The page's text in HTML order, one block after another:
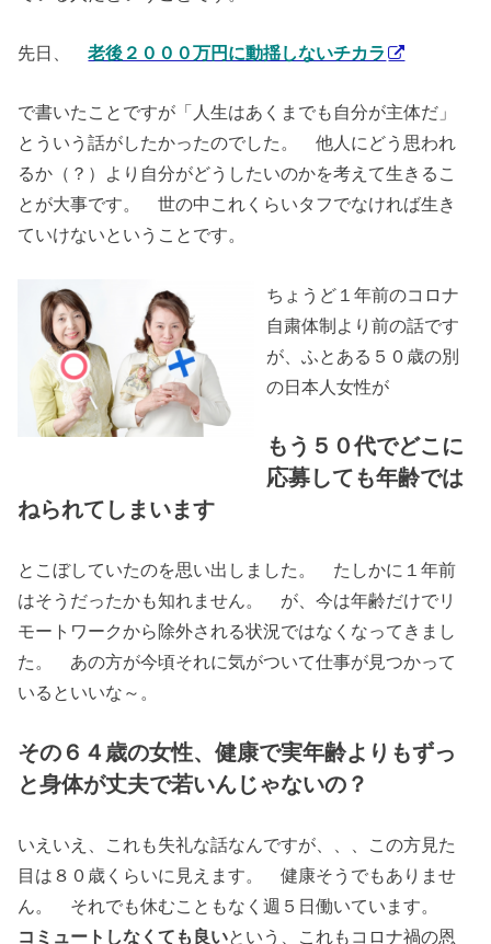
先日、老後２０００万円に動揺しないチカラ
で書いたことですが「人生はあくまでも自分が主体だ」
とういう話がしたかったのでした。 他人にどう思われ
るか（？）より自分がどうしたいのかを考えて生きるこ
とが大事です。 世の中これくらいタフでなければ生き
ていけないということです。
ちょうど１年前のコロナ
自粛体制より前の話です
が、ふとある５０歳の別
の日本人女性が
もう５０代でどこに
応募しても年齢では
ねられてしまいます
とこぼしていたのを思い出しました。 たしかに１年前
はそうだったかも知れません。 が、今は年齢だけでリ
モートワークから除外される状況ではなくなってきまし
た。 あの方が今頃それに気がついて仕事が見つかって
いるといいな～。
その６４歳の女性、健康で実年齢よりもずっ
と身体が丈夫で若いんじゃないの？
いえいえ、これも失礼な話なんですが、、、この方見た
目は８０歳くらいに見えます。 健康そうでもありませ
ん。 それでも休むこともなく週５日働いています。
コミュートしなくても良いという、これもコロナ禍の恩